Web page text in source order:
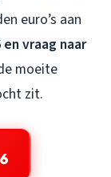
euro’s aan
en vraag naar
moeite
zit.